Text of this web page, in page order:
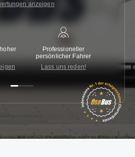
anzeigen
Professioneller
persönlicher Fahrer
Lass uns reden!